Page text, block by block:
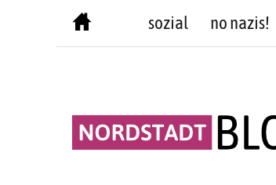
sozial no nazis!